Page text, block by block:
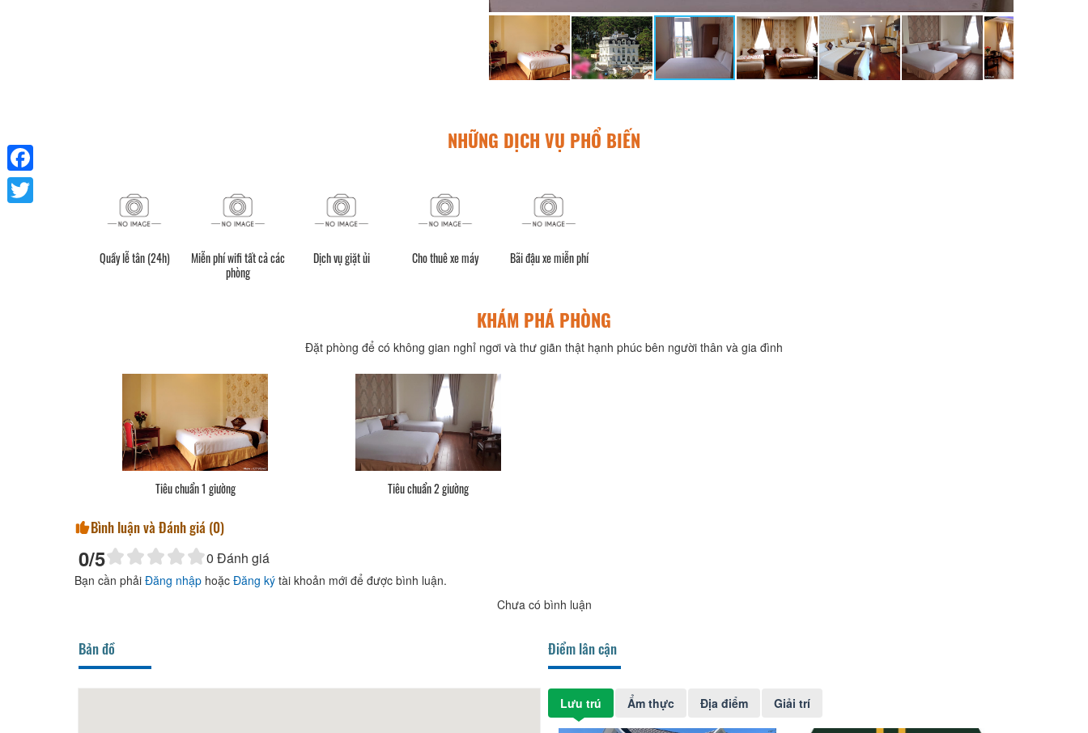
NHỮNG DỊCH VỤ PHỔ BIẾN
Quầy lễ tân (24h)
Miễn phí wifi tất cả các
phòng
Dịch vụ giặt ủi Cho thuê xe máy Bãi đậu xe miễn phí
KHÁM PHÁ PHÒNG
Đặt phòng để có không gian nghỉ ngơi và thư giãn thật hạnh phúc bên người thân và gia đình
Tiêu chuẩn 1 giường Tiêu chuẩn 2 giường
Bình luận và Đánh giá (0)
0/5 0 Đánh giá
Bạn cần phải Đăng nhập hoặc Đăng ký tài khoản mới để được bình luận.
Chưa có bình luận
Bản đồ Điểm lân cận
Lưu trú Ẩm thực Địa điểm Giải trí
Facebook